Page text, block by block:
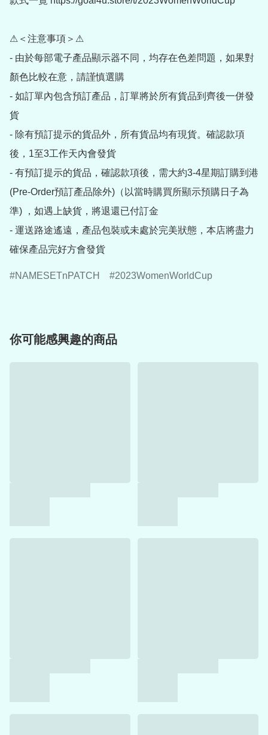
⚠＜注意事項＞⚠
- 由於每部電子產品顯示器不同，均存在色差問題，如果對
顏色比較在意，請謹慎選購
- 如訂單內包含預訂產品，訂單將於所有貨品到齊後一併發
貨
- 除有預訂提示的貨品外，所有貨品均有現貨。確認款項
後，1至3工作天內會發貨
- 有預訂提示的貨品，確認款項後，需大約3-4星期訂購到港
(Pre-Order預訂產品除外)（以當時購買所顯示預購日子為
準) ，如遇上缺貨，將退還已付訂金
- 運送路途遙遠，產品包裝或未處於完美狀態，本店將盡力
確保產品完好方會發貨
NAMESETnPATCH 2023WomenWorldCup
你可能感興趣的商品